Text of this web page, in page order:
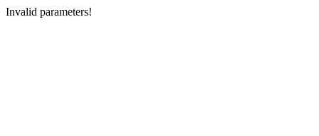
Invalid parameters!